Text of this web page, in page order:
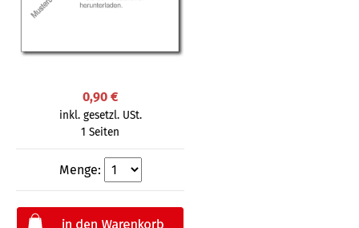
0,90 €
inkl. gesetzl. USt.
1 Seiten
Menge: